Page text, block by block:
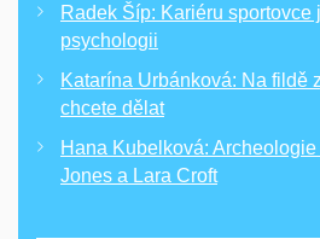
Radek Šíp: Kariéru sportovce
psychologii
Katarína Urbánková: Na fildě
chcete dělat
Hana Kubelková:
Jones a Lara Croft